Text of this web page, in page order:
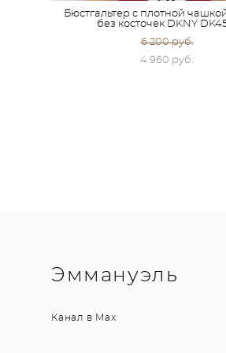
Бюстгальтер с плотной
без косточек DKNY
6 200 pуб.
4 960 pуб.
Эммануэль
Канал в Max